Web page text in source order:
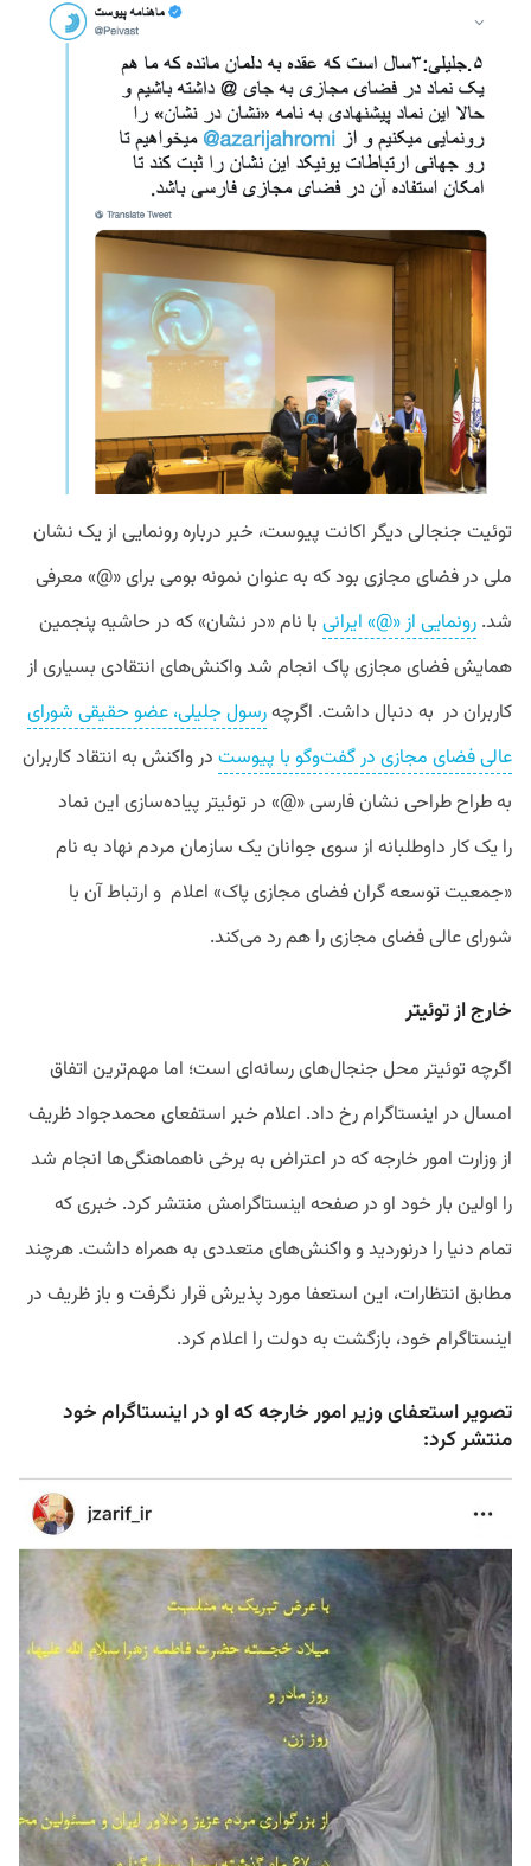
توئیت جنجالی دیگر اکانت پیوست، خبر دربارهرونمایی ازیک نشان
ملی درفضای مجازی بودکه بهعنوان نمونه بومی برای«
@» معرفی
شد. رونمایی از«
@» ایرانی با نام«در نشان»که در حاشیهپنجمین
همایشفضای مجازیپاک انجام شدواکنشهای انتقادی بسیاری از
کاربران در به دنبال داشت. اگرچهرسول جلیلی، عضو حقیقی شورای
عالیفضای مجازی درگفتوگو با پیوست درواکنش به انتقادکاربران
بهطراحطراحی نشانفارسی«@» در توئیتر پیادهسازی این نماد
را یککار داوطلبانه از سوی جوانانیک سازمان مردم نهاد به نام
«جمعیت توسعهگرانفضای مجازیپاک» اعلام و ارتباطآن با
شورایعالیفضای مجازیرا همرد میکند.
خارجازتوئیتر
اگرچه توئیتر محل جنجالهایرسانهای است؛ اما مهمترین اتفاق
امسال در اینستاگرامرخ داد. اعلام خبر استفعای محمدجوادظریف
ازوزارت امور خارجهکه در اعتراض به برخی ناهماهنگیها انجام شد
را اولین بار خود او درصفحه اینستاگرامش منتشرکرد. خبریکه
تمام دنیا را درنوردیدوواکنشهای متعددی بههمراه داشت. هرچند
مطابق انتظارات، این استعفا موردپذیرشقرار نگرفتو بازظریف در
اینستاگرام خود، بازگشت به دولترا اعلامکرد.
تصویر استعفای وزیر امور خارجه که او در اینستاگرام خود
منتشر کرد: